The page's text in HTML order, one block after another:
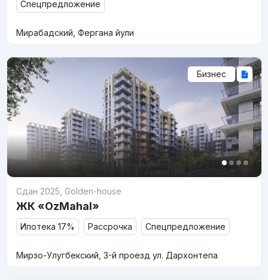
Спецпредложение
Мирабадский, Фергана йули
Бизнес
Сдан 2025 Golden-house
ЖК «OzMahal»
Ипотека 17% Рассрочка Спецпредложение
Мирзо-Улугбекский, 3-й проезд ул. Дархонтепа